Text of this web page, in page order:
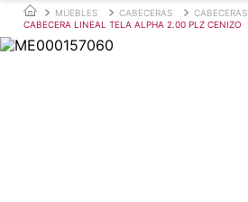
MUEBLES CABECERAS
CABECERAS
CABECERA LINEAL TELA ALPHA 2.00 PLZ CENIZO
Términos más buscados
papel tapiz